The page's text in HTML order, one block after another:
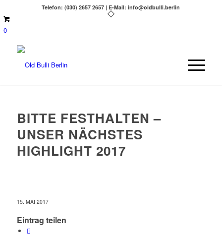
Telefon: (030) 2657 2657 | E-Mail: info@oldbulli.berlin
0
BITTE FESTHALTEN –
UNSER NÄCHSTES
HIGHLIGHT 2017
15. MAI 2017
Eintrag teilen